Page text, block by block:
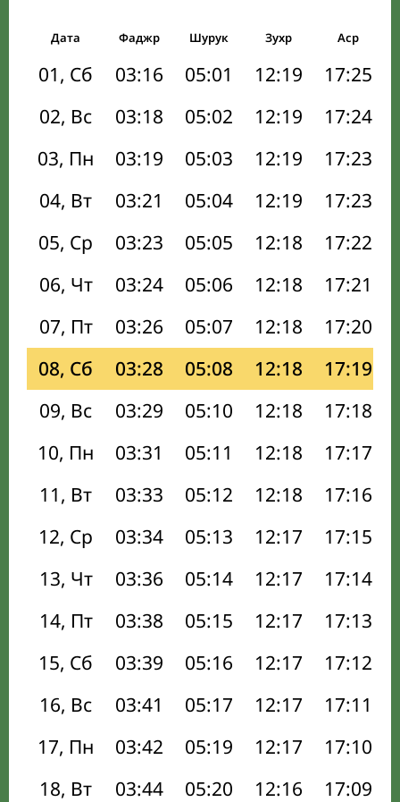
Дата Фаджр Шурук Зухр Аср
01, Сб 03:16 05:01 12:19 17:25
02, Вс
03:18 05:02 12:19 17:24
03, Пн
03:19 05:03 12:19 17:23
04, Вт
03:21 05:04 12:19 17:23
05, Ср
03:23 05:05 12:18 17:22
06, Чт
03:24 05:06 12:18 17:21
07, Пт
03:26 05:07 12:18 17:20
08, Сб
03:28 05:08 12:18 17:19
09, Вс
03:29 05:10 12:18 17:18
10, Пн
03:31 05:11 12:18 17:17
11, Вт
03:33 05:12 12:18 17:16
12, Ср
03:34 05:13 12:17 17:15
13, Чт
03:36 05:14 12:17 17:14
14, Пт
03:38 05:15 12:17 17:13
15, Сб
03:39 05:16 12:17 17:12
16, Вс
03:41 05:17 12:17 17:11
17, Пн
03:42 05:19 12:17 17:10
18, Вт
03:44 05:20 12:16 17:09